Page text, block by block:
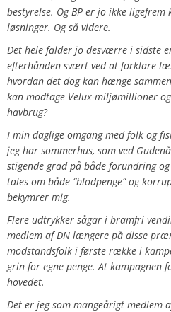
bestyrelse. Og BP er jo ikke
løsninger. Og så videre.
Det hele falder jo desværre i sidste
efterhånden svært ved at forklare
hvordan det dog kan hænge
kan modtage Velux-miljømillioner
havbrug?
I min daglige omgang med folk og
jeg har sommerhus, som ved
stigende grad på både forundring
tales om både “blodpenge” og
bekymrer mig.
Flere udtrykker sågar i bramfri
medlem af DN længere på disse
modstandsfolk i første række i
grin for egne penge. At kampagnen
hovedet.
Det er jeg som mangeårigt medlem